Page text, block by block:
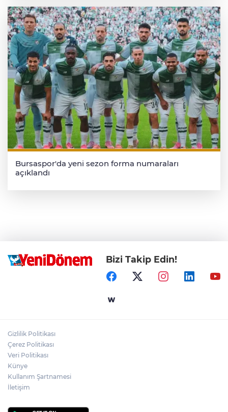
Bursaspor'da yeni sezon forma numaraları
açıklandı
Bizi Takip Edin!
Gizlilik Politikası
Çerez Politikası
Veri Politikası
Künye
Kullanım Şartnamesi
İletişim